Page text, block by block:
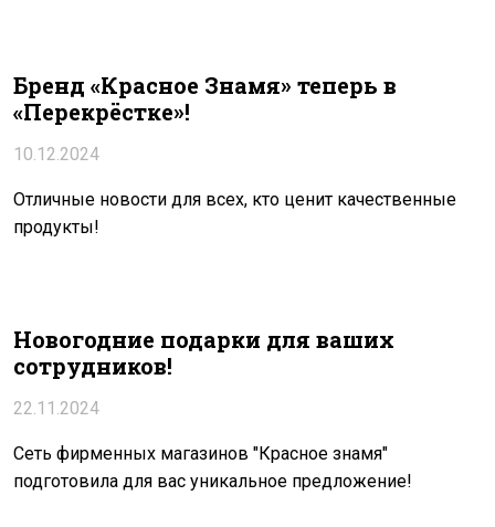
Бренд «Красное Знамя» теперь в
«Перекрёстке»!
10.12.2024
Отличные новости для всех, кто ценит качественные
продукты!
Новогодние подарки для ваших
сотрудников!
22.11.2024
Сеть фирменных магазинов "Красное знамя"
подготовила для вас уникальное предложение!